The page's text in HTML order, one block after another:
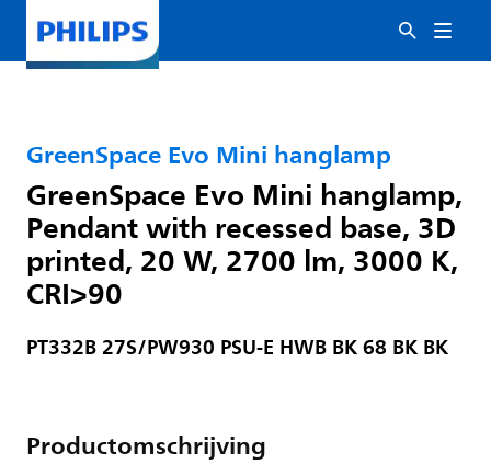
GreenSpace Evo Mini hanglamp
GreenSpace Evo Mini hanglamp,
Pendant with recessed base, 3D
printed, 20 W, 2700 lm, 3000 K,
CRI>90
PT332B 27S/PW930 PSU-E HWB BK 68 BK BK
Productomschrijving